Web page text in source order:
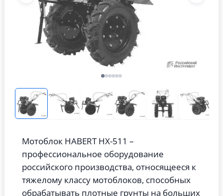
Мотоблок HABERT HХ-511 –
профессиональное оборудование
российского производства, относящееся к
тяжелому классу мотоблоков, способных
обрабатывать плотные грунты на больших